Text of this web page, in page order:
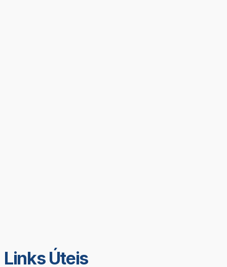
Links Úteis